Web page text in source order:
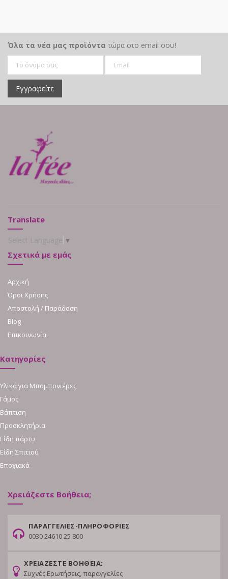
Όλα τα νέα μας προϊόντα τώρα στο email σου!
Εγγραφείτε
Translate
▼
Σχετικά με εμάς
Αρχική
Όροι Χρήσης
Αποστολή / Παράδοση
Blog
Επικοινωνία
Κατηγορίες
Υλικά για Μπομπονιέρες
Γάμος
Βάπτιση
Προσκλητήρια
Είδη πάρτυ
Είδη Σπιτιού
Εποχιακά
Χρειάζεστε Βοήθεια;
ΠΑΡΑΓΓΕΛΙΕΣ-ΠΛΗΡΟΦΟΡΙΕΣ
0030 24610 25 800
ΧΡΕΙΑΖΕΣΤΕ ΒΟΗΘΕΙΑ;
Συχνές Ερωτήσεις, παραγγελίες